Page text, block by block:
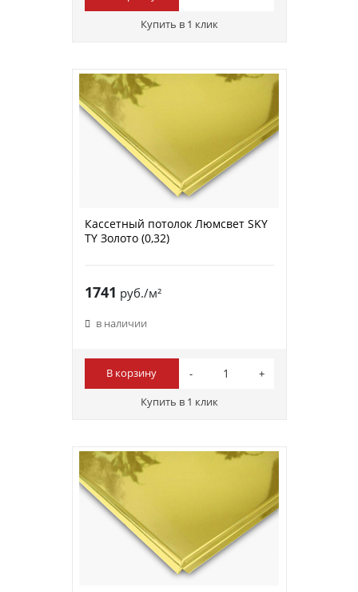
Купить в 1 клик
Кассетный потолок Люмсвет SKY
ТY Золото (0,32)
1741 руб./м²
в наличии
В корзину
Купить в 1 клик